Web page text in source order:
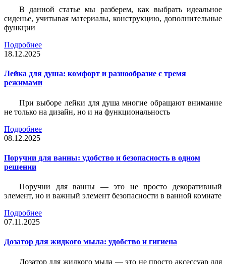
В данной статье мы разберем, как выбрать идеальное
сиденье, учитывая материалы, конструкцию, дополнительные
функции
Подробнее
18.12.2025
Лейка для душа: комфорт и разнообразие с тремя
режимами
При выборе лейки для душа многие обращают внимание
не только на дизайн, но и на функциональность
Подробнее
08.12.2025
Поручни для ванны: удобство и безопасность в одном
решении
Поручни для ванны — это не просто декоративный
элемент, но и важный элемент безопасности в ванной комнате
Подробнее
07.11.2025
Дозатор для жидкого мыла: удобство и гигиена
Дозатор для жидкого мыла — это не просто аксессуар для